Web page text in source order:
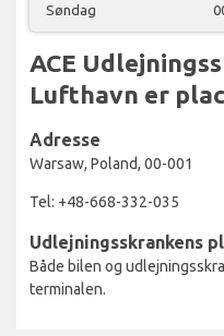
Søndag
ACE
Lufthavn er
Adresse
Warsaw, Poland, 00-001
Tel: +48-668-332-035
Udlejningsskrankens
Både bilen og
terminalen.